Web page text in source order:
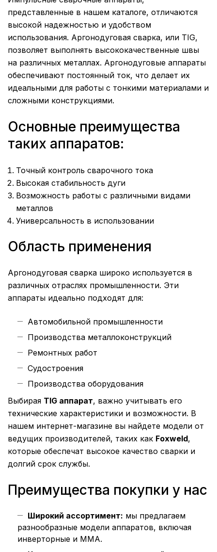
представленные в нашем каталоге, отличаются
высокой надежностью и удобством
использования. Аргонодуговая сварка, или TIG,
позволяет выполнять высококачественные швы
на различных металлах. Аргонодуговые аппараты
обеспечивают постоянный ток, что делает их
идеальными для работы с тонкими материалами и
сложными конструкциями.
Основные преимущества
таких аппаратов:
Точный контроль сварочного тока
Высокая стабильность дуги
Возможность работы с различными видами
металлов
Универсальность в использовании
Область применения
Аргонодуговая сварка широко используется в
различных отраслях промышленности. Эти
аппараты идеально подходят для:
Автомобильной промышленности
Производства металлоконструкций
Ремонтных работ
Судостроения
Производства оборудования
Выбирая TIG аппарат, важно учитывать его
технические характеристики и возможности. В
нашем интернет-магазине вы найдете модели от
ведущих производителей, таких как Foxweld,
которые обеспечат высокое качество сварки и
долгий срок службы.
Преимущества покупки у нас
Широкий ассортимент: мы предлагаем
разнообразные модели аппаратов, включая
инверторные и MMA.